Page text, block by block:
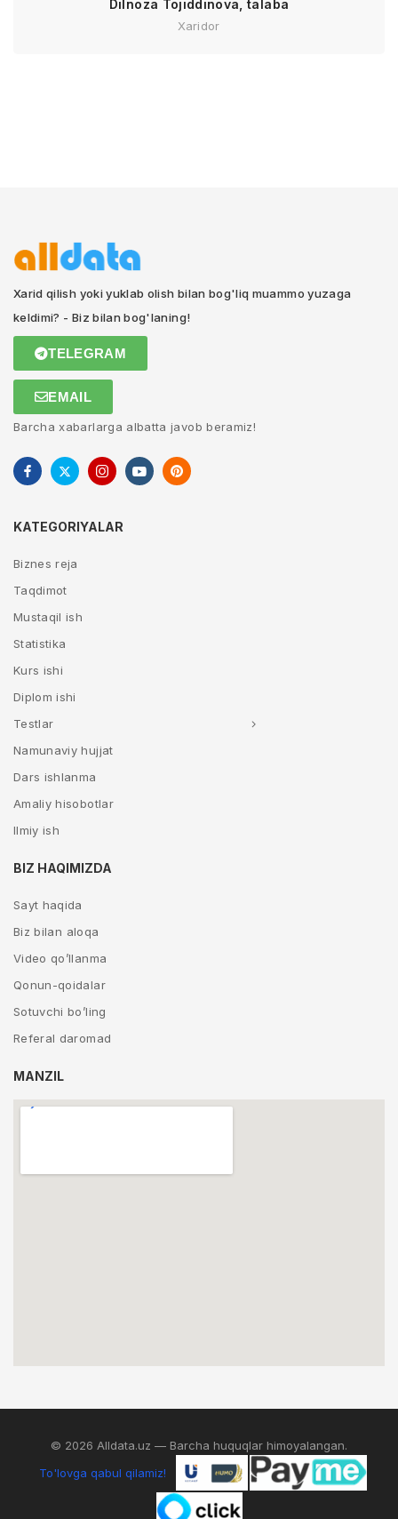
Dilnoza Tojiddinova, talaba
Xaridor
Xarid qilish yoki yuklab olish bilan bog'liq muammo yuzaga
keldimi? - Biz bilan bog'laning!
TELEGRAM
EMAIL
Barcha xabarlarga albatta javob beramiz!
KATEGORIYALAR
Biznes reja
Taqdimot
Mustaqil ish
Statistika
Kurs ishi
Diplom ishi
Testlar
Namunaviy hujjat
Dars ishlanma
Amaliy hisobotlar
Ilmiy ish
BIZ HAQIMIZDA
Sayt haqida
Biz bilan aloqa
Video qo’llanma
Qonun-qoidalar
Sotuvchi bo’ling
Referal daromad
MANZIL
© 2026 Alldata.uz — Barcha huquqlar himoyalangan.
To'lovga qabul qilamiz!